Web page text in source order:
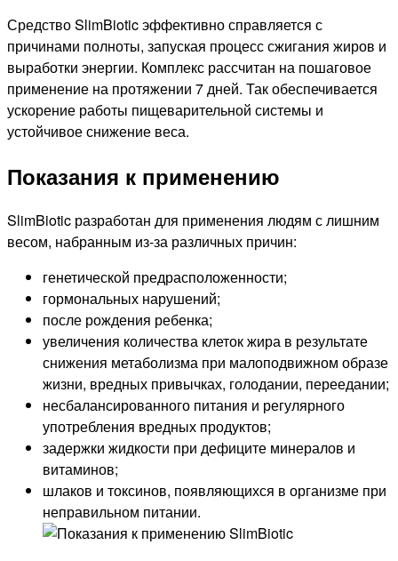
Средство SlimBiotic эффективно справляется с
причинами полноты, запуская процесс сжигания жиров и
выработки энергии. Комплекс рассчитан на пошаговое
применение на протяжении 7 дней. Так обеспечивается
ускорение работы пищеварительной системы и
устойчивое снижение веса.
Показания к применению
SlimBiotic разработан для применения людям с лишним
весом, набранным из-за различных причин:
генетической предрасположенности;
гормональных нарушений;
после рождения ребенка;
увеличения количества клеток жира в результате
снижения метаболизма при малоподвижном образе
жизни, вредных привычках, голодании, переедании;
несбалансированного питания и регулярного
употребления вредных продуктов;
задержки жидкости при дефиците минералов и
витаминов;
шлаков и токсинов, появляющихся в организме при
неправильном питании.